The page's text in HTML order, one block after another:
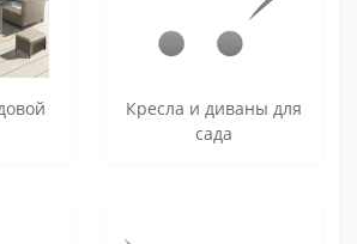
Кресла и диваны для
сада